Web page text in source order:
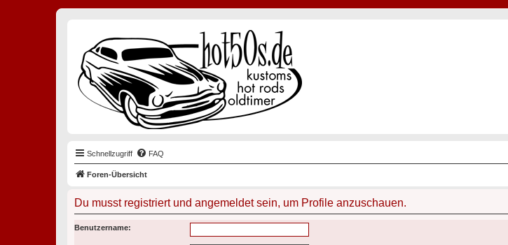
Schnellzugriff FAQ
Foren-Übersicht
Du musst registriert und angemeldet sein, um Profile anzuschauen.
Benutzername: